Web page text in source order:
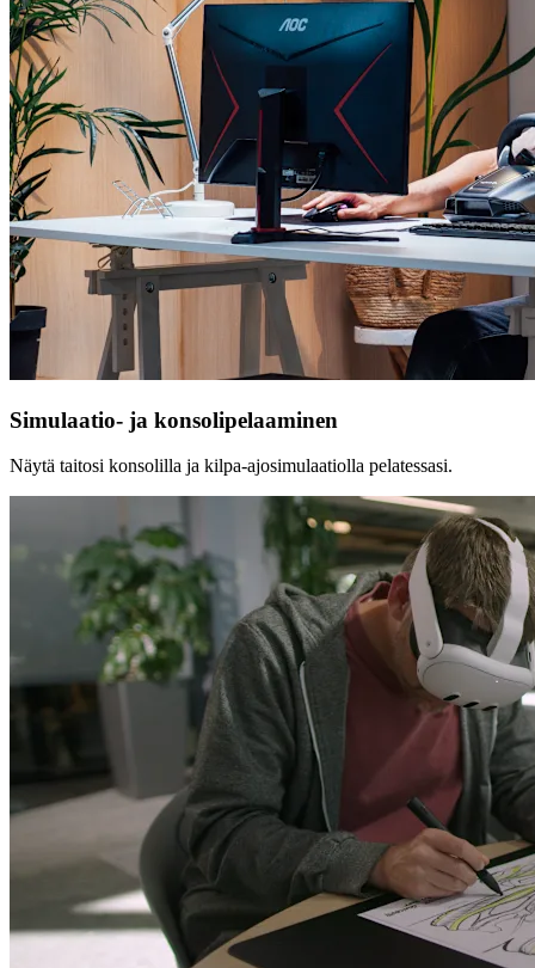
Simulaatio- ja konsolipelaaminen
Näytä taitosi konsolilla ja kilpa-ajosimulaatiolla pelatessasi.